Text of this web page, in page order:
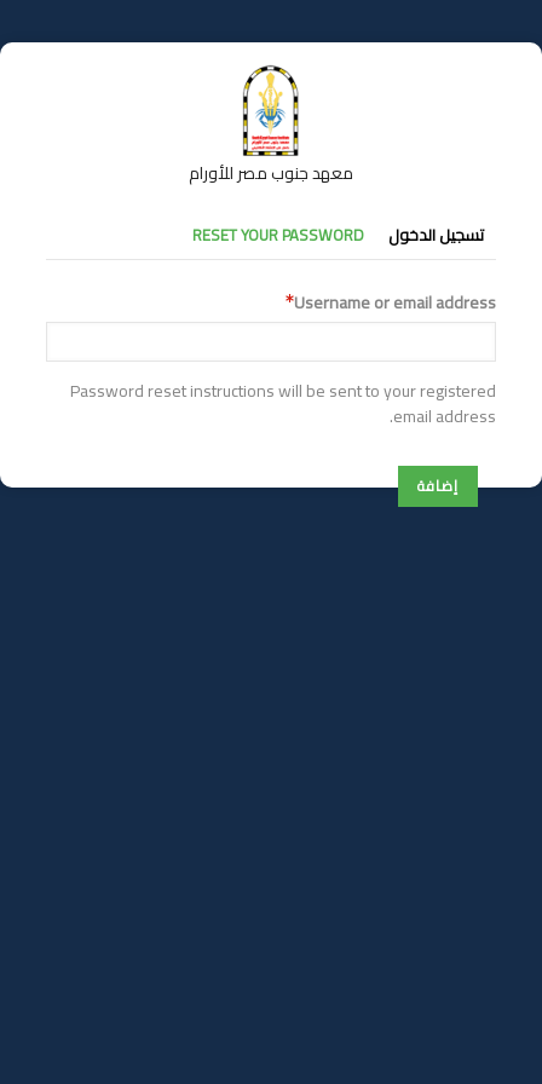
إلى
المحتوى
معهد جنوب مصر للأورام
التبويبات
الأساسية
تسجيل الدخول RESET YOUR PASSWORD
Username or email address
Password reset instructions will be sent to your registered
email address.